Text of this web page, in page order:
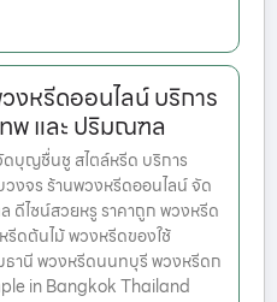
หรีดออนไลน์ บริการ
พ และ ปริมณฑล
บุญชื่นชู สไตล์หรีด บริการ
งจร ร้านพวงหรีดออนไลน์ จัด
ดีไซน์สวยหรู ราคาถูก พวงหรีด
ดต้นไม้ พวงหรีดของใช้
านี พวงหรีดนนทบุรี พวงหรีดก
in Bangkok Thailand